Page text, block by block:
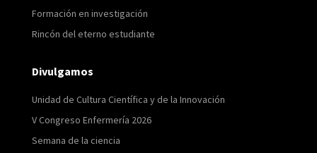
Formación en investigación
Rincón del eterno estudiante
Divulgamos
Unidad de Cultura Científica y de la Innovación
V Congreso Enfermería 2026
Semana de la ciencia